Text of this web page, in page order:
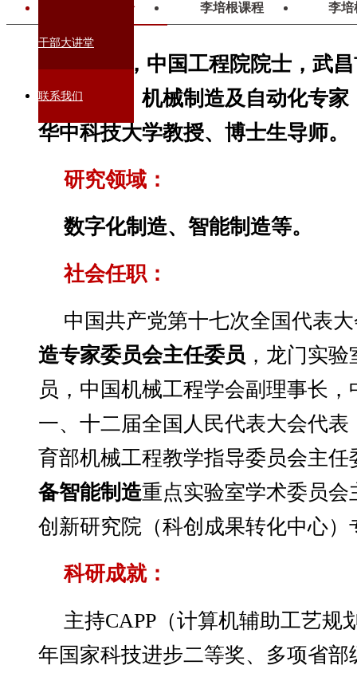
干部大讲堂
联系我们
李培根简介 李培根课程 李培
李培根，中国工程院院士，武
名誉理事，机械制造及自动化专
华中科技大学教授、博士生导师。
研究领域：
数字化制造、智能制造等。
社会任职：
中国共产党第十七次全国代表
造专家委员会主任委员 ， 龙门实验
员， 中国机械工程学会副理事长，
一、十二届全国人民代表大会代表
育部机械工程教学指导委员会主任
备智能制造重点实验室学术委员会
创新研究院（科创成果转化中心）
科研成就：
主持CAPP（计算机辅助工艺规
年国家科技进步二等奖‌、多项省部